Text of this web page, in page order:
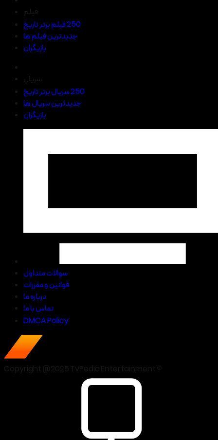
250 فیلم برتر تاریخ
جدیدترین فیلم ها
بازیگران
250 سریال برتر تاریخ
جدیدترین سریال ها
بازیگران
سوالات متداول
قوانین و مقررات
درباره ما
تماس با ما
DMCA Policy